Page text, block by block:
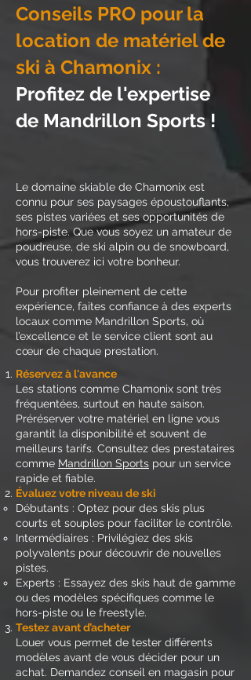
Conseils PRO pour la
location de matériel de
ski à Chamonix :
Profitez de l'expertise
de Mandrillon Sports !
Le domaine skiable de Chamonix est
connu pour ses paysages époustouflants,
ses pistes variées et ses opportunités de
hors-piste. Que vous soyez un amateur de
poudreuse, de ski alpin ou de snowboard,
vous trouverez ici votre bonheur.
Pour profiter pleinement de cette
expérience, faites confiance à des experts
locaux comme Mandrillon Sports, où
l’excellence et le service client sont au
cœur de chaque prestation.
Réservez à l'avance
Les stations comme Chamonix sont très
fréquentées, surtout en haute saison.
Préréserver votre matériel en ligne vous
garantit la disponibilité et souvent de
meilleurs tarifs. Consultez des prestataires
comme Mandrillon Sports pour un service
rapide et fiable.
Évaluez votre niveau de ski
Débutants : Optez pour des skis plus
courts et souples pour faciliter le contrôle.
Intermédiaires : Privilégiez des skis
polyvalents pour découvrir de nouvelles
pistes.
Experts : Essayez des skis haut de gamme
ou des modèles spécifiques comme le
hors-piste ou le freestyle.
Testez avant d’acheter
Louer vous permet de tester différents
modèles avant de vous décider pour un
achat. Demandez conseil en magasin pour